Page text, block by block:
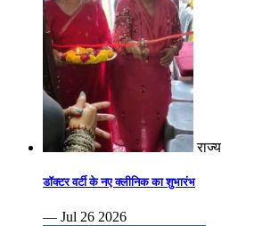
राज्य
डॉक्टर वर्टी के नए क्लीनिक का शुभारंभ
— Jul 26 2026